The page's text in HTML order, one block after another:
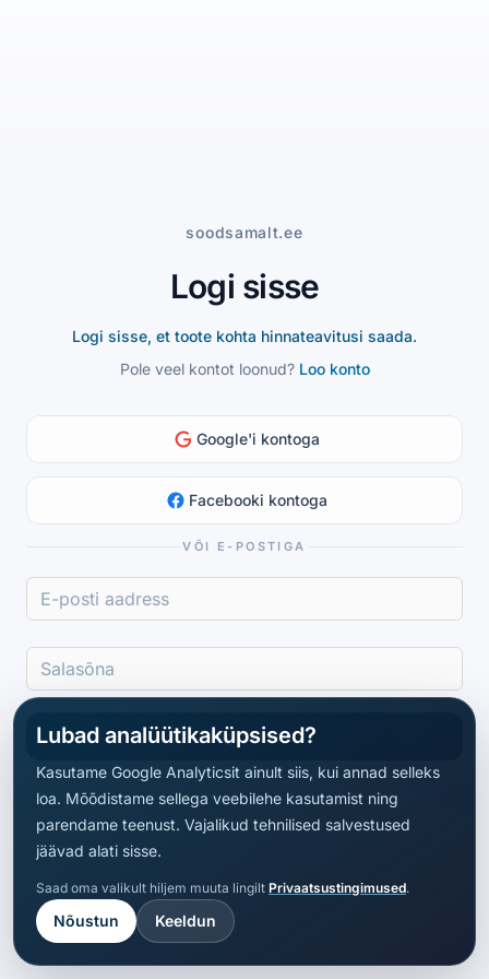
soodsamalt.ee
Logi sisse
Logi sisse, et toote kohta hinnateavitusi saada.
Pole veel kontot loonud? Loo konto
Google'i kontoga
Facebooki kontoga
VÕI E-POSTIGA
Logi sisse
Lubad analüütikaküpsised?
Kasutame Google Analyticsit ainult siis, kui annad selleks
loa. Mõõdistame sellega veebilehe kasutamist ning
parendame teenust. Vajalikud tehnilised salvestused
jäävad alati sisse.
Saad oma valikult hiljem muuta lingilt Privaatsustingimused.
Nõustun Keeldun